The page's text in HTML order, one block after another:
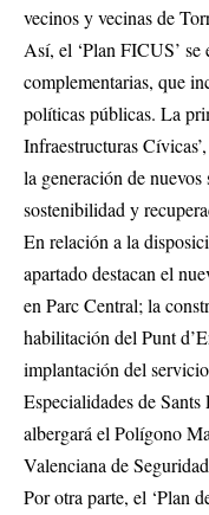
vecinos y vecinas de
Así, el ‘Plan FICUS’ se
complementarias, que
políticas públicas. La
Infraestructuras
la generación de
sostenibilidad y
En relación a la
apartado destacan el
en Parc Central; la
habilitación del Punt
implantación del
Especialidades de
albergará el Polígono
Valenciana de
Por otra parte, el ‘Plan